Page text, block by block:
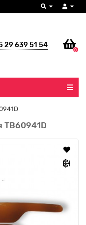
29 639 51 54
0
TB60941D